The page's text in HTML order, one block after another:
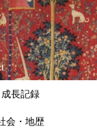
成長記録
会・地歴